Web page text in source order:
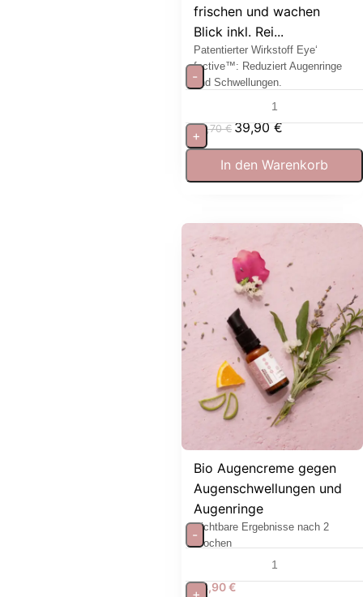
frischen und wachen
Blick inkl. Rei...
Patentierter Wirkstoff Eye‘
fective™: Reduziert Augenringe
und Schwellungen.
62,70€ 39,90€
-
+
In den Warenkorb
Bio Augencreme gegen
Augenschwellungen und
Augenringe
Sichtbare Ergebnisse nach 2
Wochen
24,90€
-